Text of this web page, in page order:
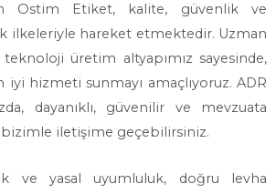
Ostim Etiket, kalite, güvenlik ve
ilkeleriyle hareket etmektedir. Uzman
üretim altyapımız sayesinde,
hizmeti sunmayı amaçlıyoruz. ADR
dayanıklı, güvenilir ve mevzuata
iletişime geçebilirsiniz.
ve yasal uyumluluk, doğru levha